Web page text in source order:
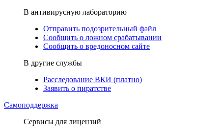
В антивирусную лабораторию
Отправить подозрительный файл
Сообщить о ложном срабатывании
Сообщить о вредоносном сайте
В другие службы
Расследование ВКИ (платно)
Заявить о пиратстве
Самоподдержка
Сервисы для лицензий